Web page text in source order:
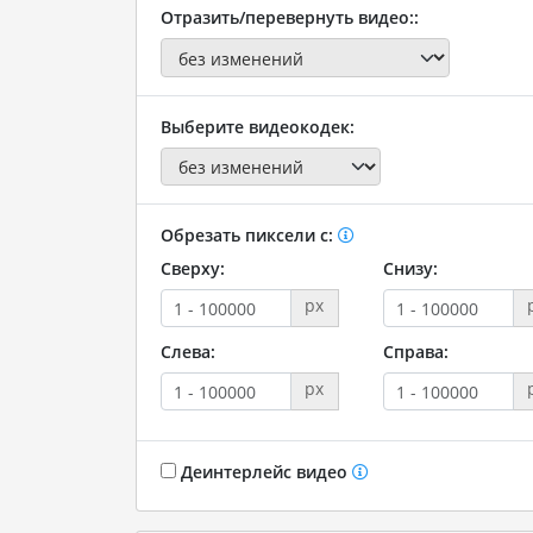
Отразить/перевернуть видео::
Выберите видеокодек:
Обрезать пиксели с:
Сверху:
px
Снизу:
Слева:
px
Справа:
Деинтерлейс видео